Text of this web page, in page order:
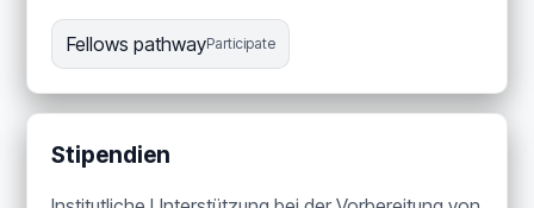
Fellows pathwayParticipate
Stipendien